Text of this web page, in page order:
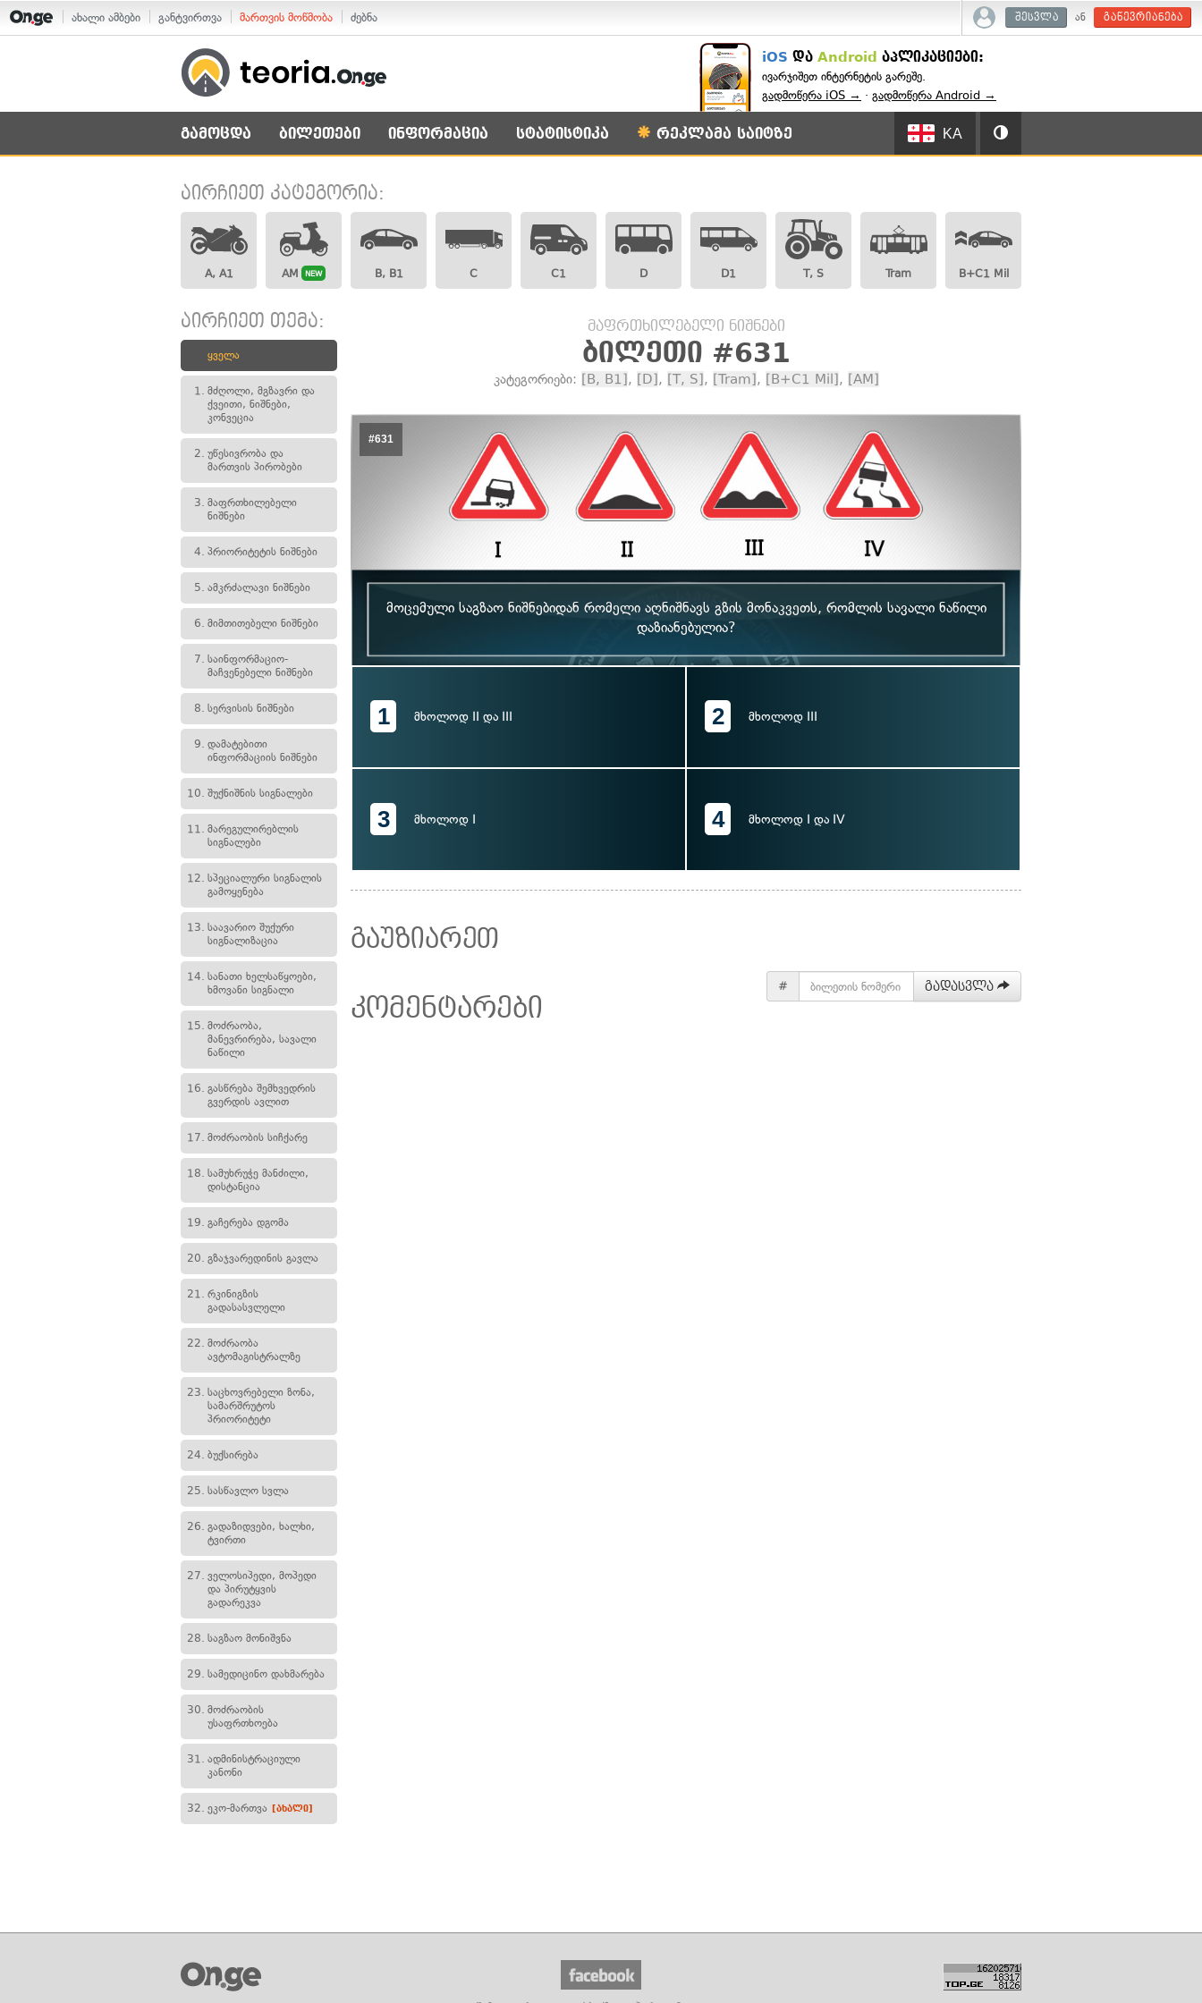
ახალი ამბები განტვირთვა მართვის მოწმობა ძებნა შესვლა ან გაწევრიანება
iOS და Android აპლიკაციები:
ივარჯიშეთ ინტერნეტის გარეშე.
გადმოწერა iOS → · გადმოწერა Android →
გამოცდა ბილეთები ინფორმაცია სტატისტიკა რეკლამა საიტზე KA
აირჩიეთ კატეგორია:
A, A1 AM NEW B, B1 C C1 D D1 T, S Tram B+C1 Mil
აირჩიეთ თემა:
ყველა
1. მძღოლი, მგზავრი და
ქვეითი, ნიშნები,
კონვეცია
2. უწესივრობა და
მართვის პირობები
3. მაფრთხილებელი
ნიშნები
4. პრიორიტეტის ნიშნები
5. ამკრძალავი ნიშნები
6. მიმთითებელი ნიშნები
7. საინფორმაციო-
მაჩვენებელი ნიშნები
8. სერვისის ნიშნები
9. დამატებითი
ინფორმაციის ნიშნები
10. შუქნიშნის სიგნალები
11. მარეგულირებლის
სიგნალები
12. სპეციალური სიგნალის
გამოყენება
13. საავარიო შუქური
სიგნალიზაცია
14. სანათი ხელსაწყოები,
ხმოვანი სიგნალი
15. მოძრაობა,
მანევრირება, სავალი
ნაწილი
16. გასწრება შემხვედრის
გვერდის ავლით
17. მოძრაობის სიჩქარე
18. სამუხრუჭე მანძილი,
დისტანცია
19. გაჩერება დგომა
20. გზაჯვარედინის გავლა
21. რკინიგზის
გადასასვლელი
22. მოძრაობა
ავტომაგისტრალზე
23. საცხოვრებელი ზონა,
სამარშრუტოს
პრიორიტეტი
24. ბუქსირება
25. სასწავლო სვლა
26. გადაზიდვები, ხალხი,
ტვირთი
27. ველოსიპედი, მოპედი
და პირუტყვის
გადარეკვა
28. საგზაო მონიშვნა
29. სამედიცინო დახმარება
30. მოძრაობის
უსაფრთხოება
31. ადმინისტრაციული
კანონი
32. ეკო-მართვა [ახალი]
მაფრთხილებელი ნიშნები
ბილეთი #631
კატეგორიები: [B, B1], [D], [T, S], [Tram], [B+C1 Mil], [AM]
#631
მოცემული საგზაო ნიშნებიდან რომელი აღნიშნავს გზის მონაკვეთს, რომლის სავალი ნაწილი
დაზიანებულია?
1 მხოლოდ II და III 2 მხოლოდ III
3 მხოლოდ I 4 მხოლოდ I და IV
# გადასვლა
გაუზიარეთ
კომენტარები